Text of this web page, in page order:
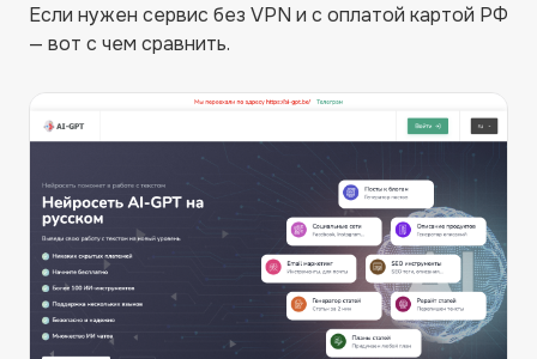
Если нужен сервис без VPN и с оплатой картой РФ
— вот с чем сравнить.